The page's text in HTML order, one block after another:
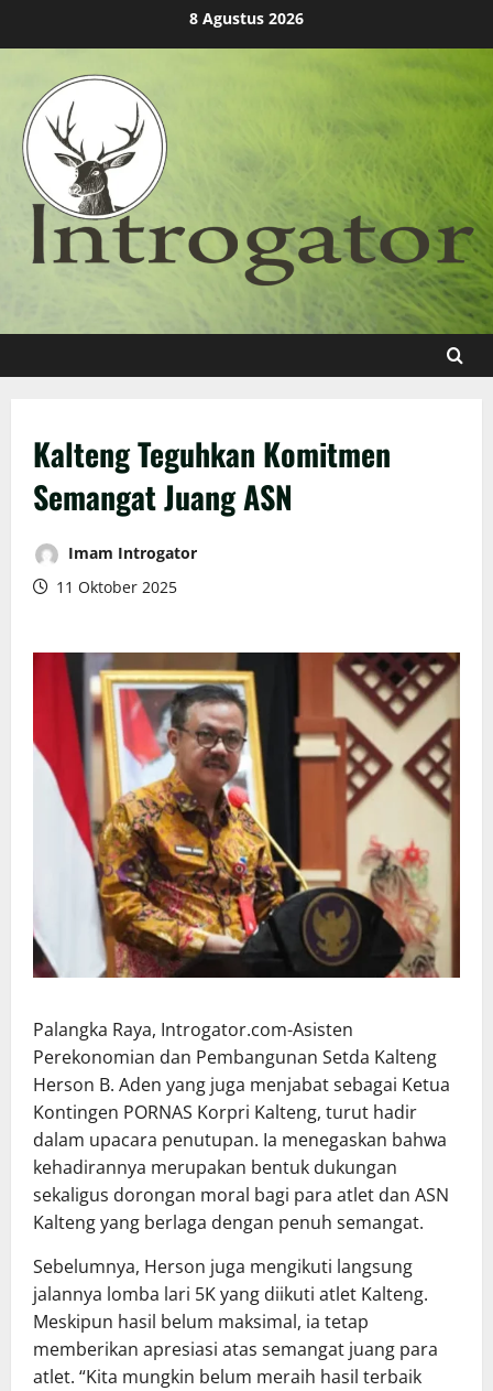
8 Agustus 2026
Kalteng Teguhkan Komitmen
Semangat Juang ASN
Imam Introgator
11 Oktober 2025
Palangka Raya, Introgator.com-Asisten
Perekonomian dan Pembangunan Setda Kalteng
Herson B. Aden yang juga menjabat sebagai Ketua
Kontingen PORNAS Korpri Kalteng, turut hadir
dalam upacara penutupan. Ia menegaskan bahwa
kehadirannya merupakan bentuk dukungan
sekaligus dorongan moral bagi para atlet dan ASN
Kalteng yang berlaga dengan penuh semangat.
Sebelumnya, Herson juga mengikuti langsung
jalannya lomba lari 5K yang diikuti atlet Kalteng.
Meskipun hasil belum maksimal, ia tetap
memberikan apresiasi atas semangat juang para
atlet. “Kita mungkin belum meraih hasil terbaik